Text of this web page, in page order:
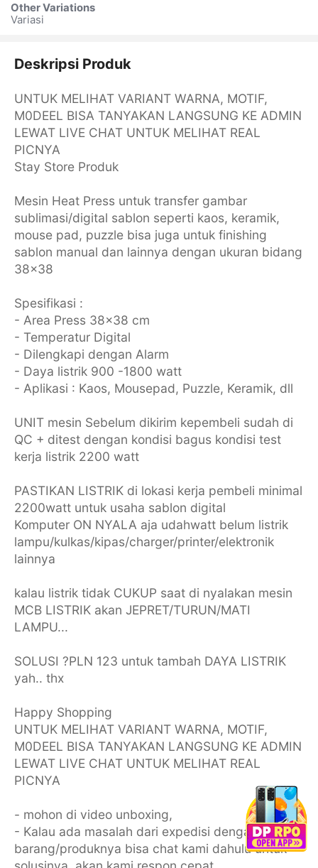
Other Variations
Variasi
Deskripsi Produk
UNTUK MELIHAT VARIANT WARNA, MOTIF,
M0DEEL BISA TANYAKAN LANGSUNG KE ADMIN
LEWAT LIVE CHAT UNTUK MELIHAT REAL
PICNYA
Stay Store Produk
Mesin Heat Press untuk transfer gambar
sublimasi/digital sablon seperti kaos, keramik,
mouse pad, puzzle bisa juga untuk finishing
sablon manual dan lainnya dengan ukuran bidang
38x38
Spesifikasi :
- Area Press 38x38 cm
- Temperatur Digital
- Dilengkapi dengan Alarm
- Daya listrik 900 -1800 watt
- Aplikasi : Kaos, Mousepad, Puzzle, Keramik, dll
UNIT mesin Sebelum dikirim kepembeli sudah di
QC + ditest dengan kondisi bagus kondisi test
kerja listrik 2200 watt
PASTIKAN LISTRIK di lokasi kerja pembeli minimal
2200watt untuk usaha sablon digital
Komputer ON NYALA aja udahwatt belum listrik
lampu/kulkas/kipas/charger/printer/elektronik
lainnya
kalau listrik tidak CUKUP saat di nyalakan mesin
MCB LISTRIK akan JEPRET/TURUN/MATI
LAMPU...
SOLUSI ?PLN 123 untuk tambah DAYA LISTRIK
yah.. thx
Happy Shopping
UNTUK MELIHAT VARIANT WARNA, MOTIF,
M0DEEL BISA TANYAKAN LANGSUNG KE ADMIN
LEWAT LIVE CHAT UNTUK MELIHAT REAL
PICNYA
- mohon di video unboxing,
- Kalau ada masalah dari expedisi dengan
barang/produknya bisa chat kami dahulu untuk